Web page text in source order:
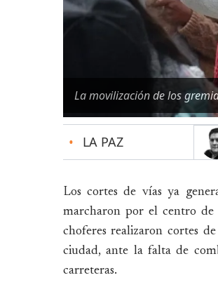
La movilización de los
• LA PAZ
Los cortes de vías ya
marcharon por el centro de
choferes realizaron cortes
ciudad, ante la falta de
carreteras.